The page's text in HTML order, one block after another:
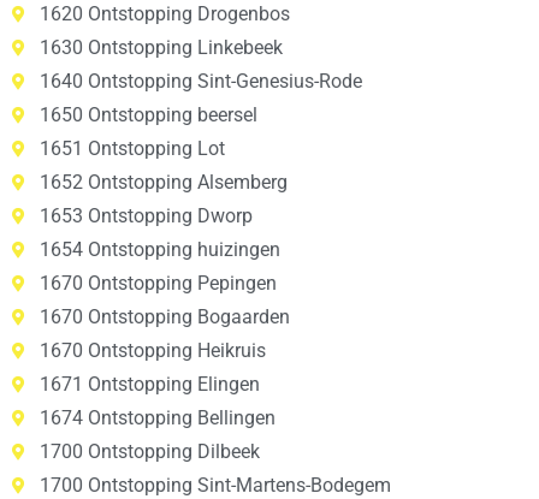
1620 Ontstopping Drogenbos
1630 Ontstopping Linkebeek
1640 Ontstopping Sint-Genesius-Rode
1650 Ontstopping beersel
1651 Ontstopping Lot
1652 Ontstopping Alsemberg
1653 Ontstopping Dworp
1654 Ontstopping huizingen
1670 Ontstopping Pepingen
1670 Ontstopping Bogaarden
1670 Ontstopping Heikruis
1671 Ontstopping Elingen
1674 Ontstopping Bellingen
1700 Ontstopping Dilbeek
1700 Ontstopping Sint-Martens-Bodegem